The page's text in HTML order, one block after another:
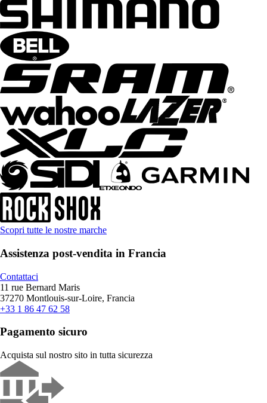
Scopri tutte le nostre marche
Assistenza post-vendita in Francia
Contattaci
11 rue Bernard Maris
37270 Montlouis-sur-Loire, Francia
+33 1 86 47 62 58
Pagamento sicuro
Acquista sul nostro sito in tutta sicurezza